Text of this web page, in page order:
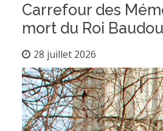
Carrefour des
mort du Roi
28 juillet 2026